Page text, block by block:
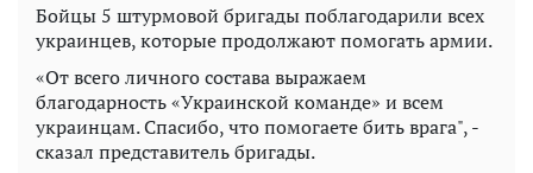
Бойцы 5 штурмовой бригады поблагодарили всех
украинцев, которые продолжают помогать армии.
«От всего личного состава выражаем
благодарность «Украинской команде» и всем
украинцам. Спасибо, что помогаете бить врага", -
сказал представитель бригады.